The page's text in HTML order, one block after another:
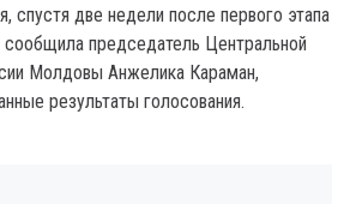
спустя две недели после первого этапа
сообщила председатель Центральной
Молдовы Анжелика Караман,
результаты голосования.